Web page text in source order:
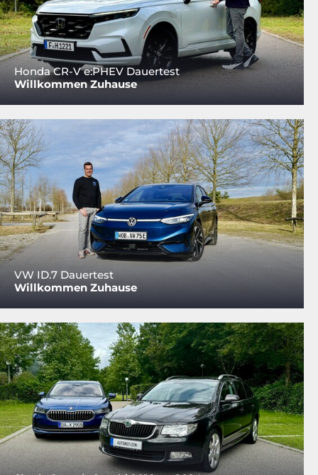
Honda CR-V e:PHEV Dauertest
Willkommen Zuhause
VW ID.7 Dauertest
Willkommen Zuhause